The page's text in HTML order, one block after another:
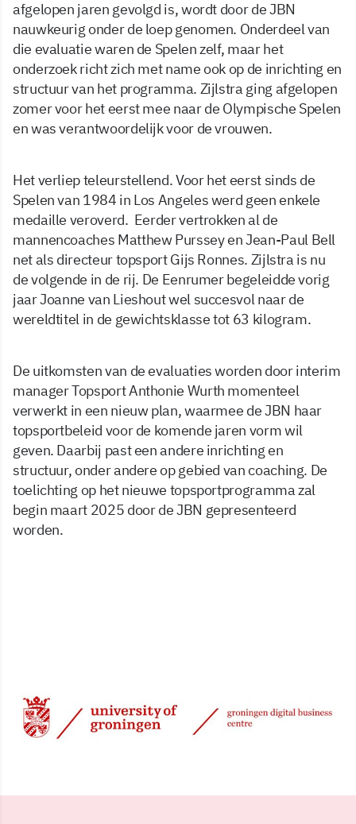
afgelopen jaren gevolgd is, wordt door de JBN
nauwkeurig onder de loep genomen. Onderdeel van
die evaluatie waren de Spelen zelf, maar het
onderzoek richt zich met name ook op de inrichting en
structuur van het programma. Zijlstra ging afgelopen
zomer voor het eerst mee naar de Olympische Spelen
en was verantwoordelijk voor de vrouwen.
Het verliep teleurstellend. Voor het eerst sinds de
Spelen van 1984 in Los Angeles werd geen enkele
medaille veroverd. Eerder vertrokken al de
mannencoaches Matthew Purssey en Jean-Paul Bell
net als directeur topsport Gijs Ronnes. Zijlstra is nu
de volgende in de rij. De Eenrumer begeleidde vorig
jaar Joanne van Lieshout wel succesvol naar de
wereldtitel in de gewichtsklasse tot 63 kilogram.
De uitkomsten van de evaluaties worden door interim
manager Topsport Anthonie Wurth momenteel
verwerkt in een nieuw plan, waarmee de JBN haar
topsportbeleid voor de komende jaren vorm wil
geven. Daarbij past een andere inrichting en
structuur, onder andere op gebied van coaching. De
toelichting op het nieuwe topsportprogramma zal
begin maart 2025 door de JBN gepresenteerd
worden.
11 feb 2025, 08:27